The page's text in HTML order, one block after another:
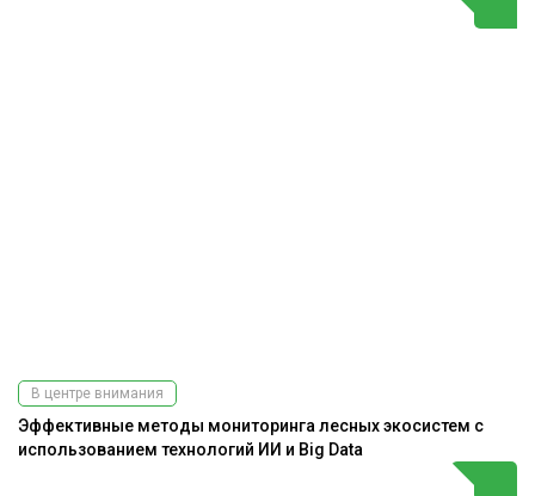
В центре внимания
Эффективные методы мониторинга лесных экосистем с
использованием технологий ИИ и Big Data